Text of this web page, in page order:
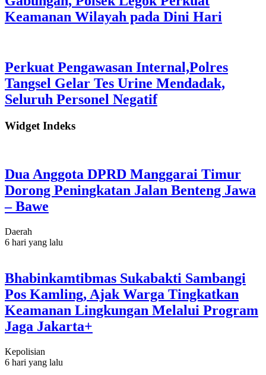
Keamanan Wilayah pada Dini Hari
Perkuat Pengawasan Internal,Polres
Tangsel Gelar Tes Urine Mendadak,
Seluruh Personel Negatif
Widget Indeks
Dua Anggota DPRD Manggarai Timur
Dorong Peningkatan Jalan Benteng Jawa
– Bawe
Daerah
6 hari yang lalu
Bhabinkamtibmas Sukabakti Sambangi
Pos Kamling, Ajak Warga Tingkatkan
Keamanan Lingkungan Melalui Program
Jaga Jakarta+
Kepolisian
6 hari yang lalu